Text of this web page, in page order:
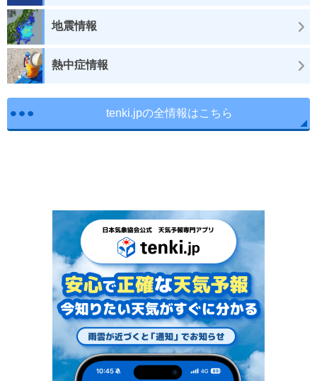
地震情報
熱中症情報
tenki.jpの全情報はこちら